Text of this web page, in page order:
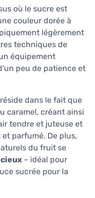
où le sucre est
couleur dorée à
légèrement
techniques de
équipement
peu de patience et
dans le fait que
caramel, créant ainsi
tendre et juteuse et
parfumé. De plus,
du fruit se
– idéal pour
sucrée pour la